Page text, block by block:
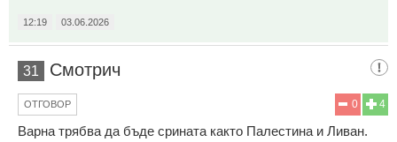
12:19 03.06.2026
31 Смотрич
4
0
ОТГОВОР
Варна трябва да бъде срината както Палестина и Ливан.